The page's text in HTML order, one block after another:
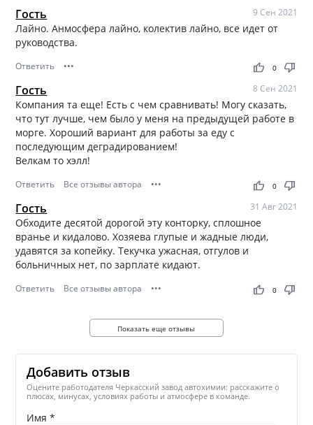
Гость 9 Сен 2021
Лайно. Анмосфера лайно, колектив лайно, все идет от
руководства.
Ответить ••• thumb_up thumb_down
0
Гость 8 Сен 2021
Компания та еще! Есть с чем сравнивать! Могу сказать,
что тут лучше, чем было у меня на предыдущей работе в
морге. Хороший вариант для работы за еду с
последующим деградированием!
Велкам то хэлл!
Ответить Все отзывы автора ••• thumb_up thumb_down
0
Гость 31 Авг 2021
Обходите десятой дорогой эту конторку, сплошное
вранье и кидалово. Хозяева глупые и жадные люди,
удавятся за копейку. Текучка ужасная, отгулов и
больничных нет, по зарплате кидают.
Ответить Все отзывы автора ••• thumb_up thumb_down
0
Показать еще отзывы
Добавить отзыв
Оцените работодателя Черкасский завод автохимии: расскажите о
плюсах, минусах, условиях работы и атмосфере в команде.
Имя *